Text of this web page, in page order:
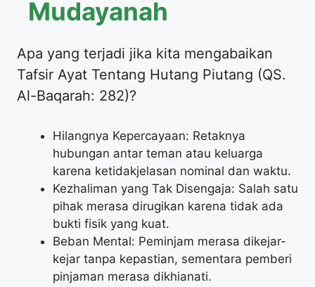
Mudayanah
Apa yang terjadi jika kita mengabaikan
Tafsir Ayat Tentang Hutang Piutang (QS.
Al-Baqarah: 282)?
Hilangnya Kepercayaan: Retaknya
hubungan antar teman atau keluarga
karena ketidakjelasan nominal dan waktu.
Kezhaliman yang Tak Disengaja: Salah satu
pihak merasa dirugikan karena tidak ada
bukti fisik yang kuat.
Beban Mental: Peminjam merasa dikejar-
kejar tanpa kepastian, sementara pemberi
pinjaman merasa dikhianati.